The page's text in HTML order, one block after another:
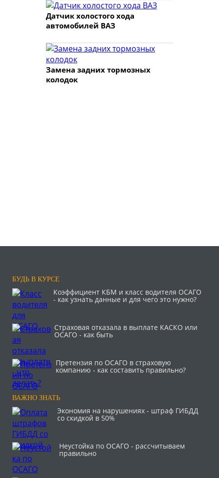
Датчик холостого хода
автомобилей ВАЗ
Замена задних тормозных
колодок
БУДЬ В КУРСЕ
Коэффициент КБМ и класс водителя ОСАГО
- как узнать данные и для чего это нужно?
Страховая отказала в выплате КАСКО или
ОСАГО - как быть
Претензия по ОСАГО в страховую
компанию - как составить правильно?
ВАЖНО ЗНАТЬ
Экономия на нарушениях - штраф ГИБДД
со скидкой в 50%
Неустойка по ОСАГО - рассчитываем
правильно